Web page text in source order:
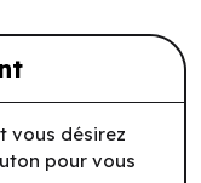
vous désirez
pour vous